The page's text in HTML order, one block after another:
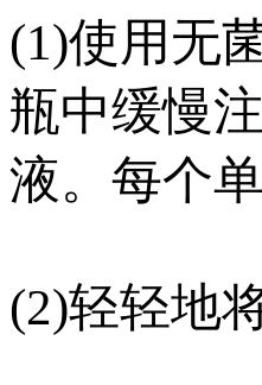
(1)使用无
瓶中缓慢
液。每个
(2)轻轻地